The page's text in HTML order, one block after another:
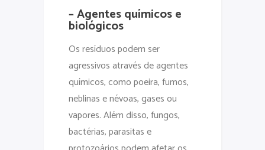
– Agentes químicos e
biológicos
Os resíduos podem ser
agressivos através de agentes
químicos, como poeira, fumos,
neblinas e névoas, gases ou
vapores. Além disso, fungos,
bactérias, parasitas e